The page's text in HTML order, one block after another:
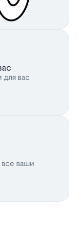
для вас
все ваши